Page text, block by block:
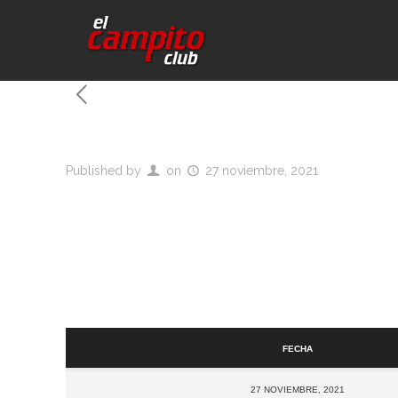
Published by on 27 noviembre, 2021
Fecha
27 noviembre, 2021